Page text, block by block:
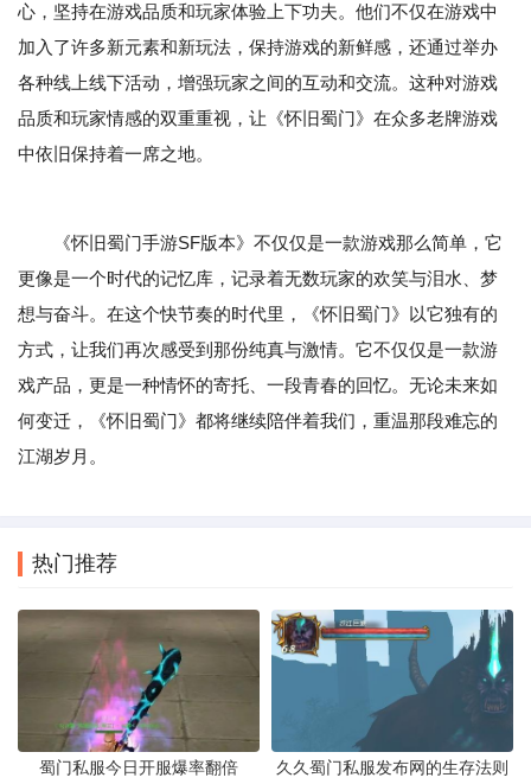
心，坚持在游戏品质和玩家体验上下功夫。他们不仅在游戏中
加入了许多新元素和新玩法，保持游戏的新鲜感，还通过举办
各种线上线下活动，增强玩家之间的互动和交流。这种对游戏
品质和玩家情感的双重重视，让《怀旧蜀门》在众多老牌游戏
中依旧保持着一席之地。
《怀旧蜀门手游SF版本》不仅仅是一款游戏那么简单，它
更像是一个时代的记忆库，记录着无数玩家的欢笑与泪水、梦
想与奋斗。在这个快节奏的时代里，《怀旧蜀门》以它独有的
方式，让我们再次感受到那份纯真与激情。它不仅仅是一款游
戏产品，更是一种情怀的寄托、一段青春的回忆。无论未来如
何变迁，《怀旧蜀门》都将继续陪伴着我们，重温那段难忘的
江湖岁月。
热门推荐
蜀门私服今日开服爆率翻倍 久久蜀门私服发布网的生存法则